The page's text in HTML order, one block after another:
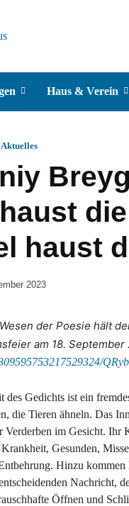
Haus & Verein
Aktuelles
haust
2023
der Poesie hält
am 18.
des Gedichts ist ein
die Tieren ähneln. Das
im Gesicht. Ihr
Gesunden,
Hinzu
Nachricht,
Öffnen und